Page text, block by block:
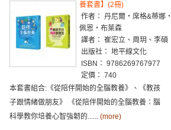
養套書】(2冊)
作者： 丹尼爾‧席格&蒂娜‧
佩恩‧布萊森
譯者： 崔宏立、周玥、李碩
出版社： 地平線文化
ISBN： 9786269767977
定價： 740
本套書組合:《從陪伴開始的全腦教養》、《教孩
子跟情緒做朋友》 《從陪伴開始的全腦教養：腦
科學教你培養心智強韌的...... (more)